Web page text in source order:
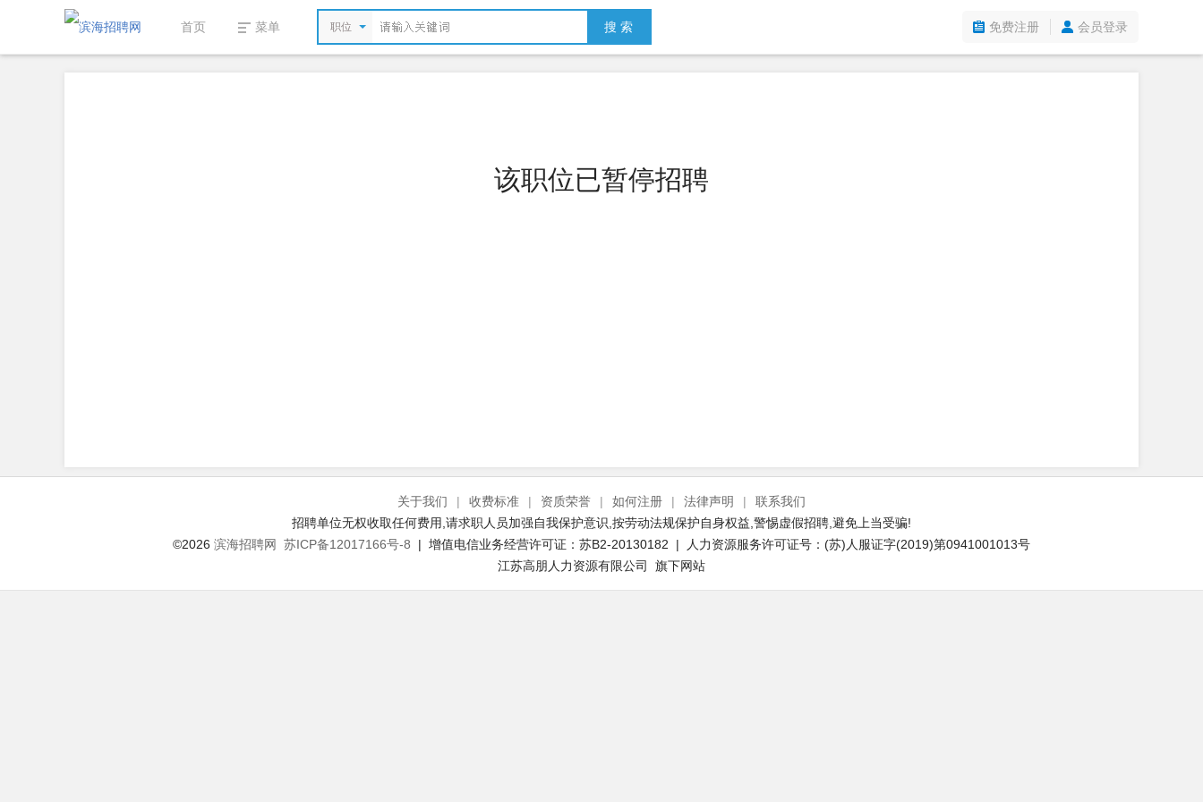
首页 菜单 职位 搜 索 免费注册 会员登录
该职位已暂停招聘
关于我们 | 收费标准 | 资质荣誉 | 如何注册 | 法律声明 |
联系我们
招聘单位无权收取任何费用,请求职人员加强自我保护意识,按劳动法规保护自身权益,警惕虚假招聘,避免上当受骗!
©2026 滨海招聘网 苏ICP备12017166号-8 | 增值电信业务经营许可证：苏B2-20130182 | 人力资源服务许可证号：(苏)人服证字(2019)第0941001013号
江苏高朋人力资源有限公司 旗下网站